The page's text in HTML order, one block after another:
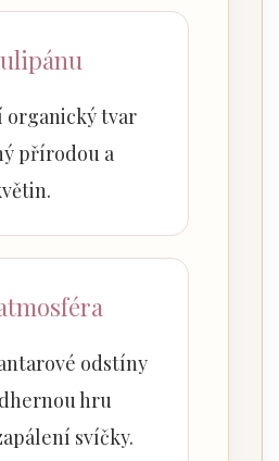
tvar
přírodou a
odstíny
hru
svíčky.